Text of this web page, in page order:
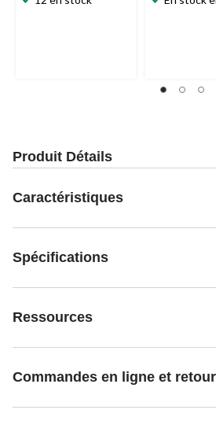
Produit Détails
Caractéristiques
Spécifications
Ressources
Commandes en ligne et